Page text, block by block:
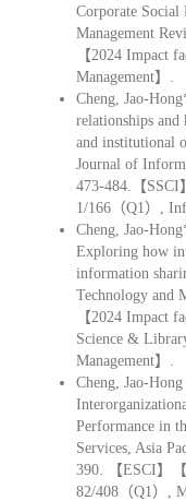
Corporate Social
Management
【2024 Impact
Management】.
Cheng, Jao-
relationships
and institutional
Journal of
473-484.【SSCI
1/166（Q1）,
Cheng, Jao-
Exploring how
information
Technology and
【2024 Impact
Science &
Management】.
Cheng, Jao-
Performance in
Services, Asia
390. 【ESCI】
82/408（Q1）,